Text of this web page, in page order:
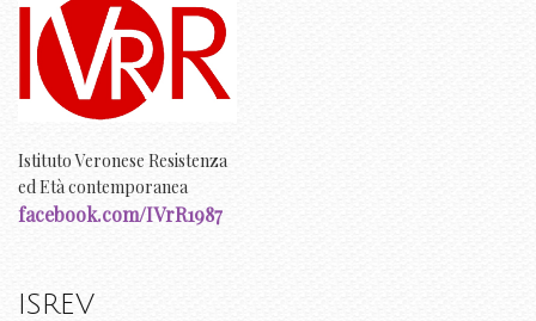
Istituto Veronese Resistenza
ed Età contemporanea
facebook.com/IVrR1987
ISREV